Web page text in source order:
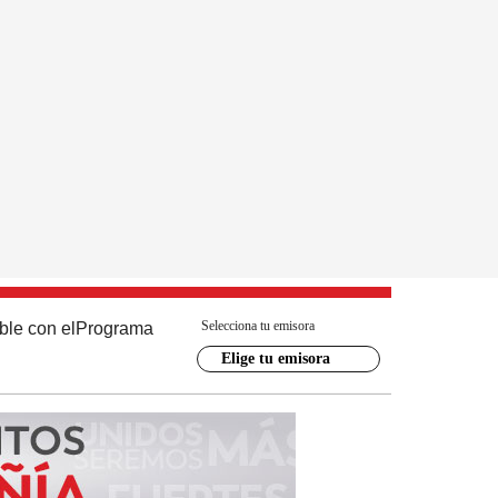
con el Programa Selecciona tu emisora
Elige tu emisora